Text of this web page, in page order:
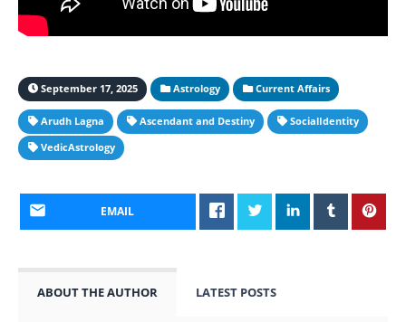
September 17, 2025 Astrology Current Affairs
Arudh Lagna Ascendant and Destiny
SocialIdentity
VedicAstrology
EMAIL
ABOUT THE AUTHOR LATEST POSTS